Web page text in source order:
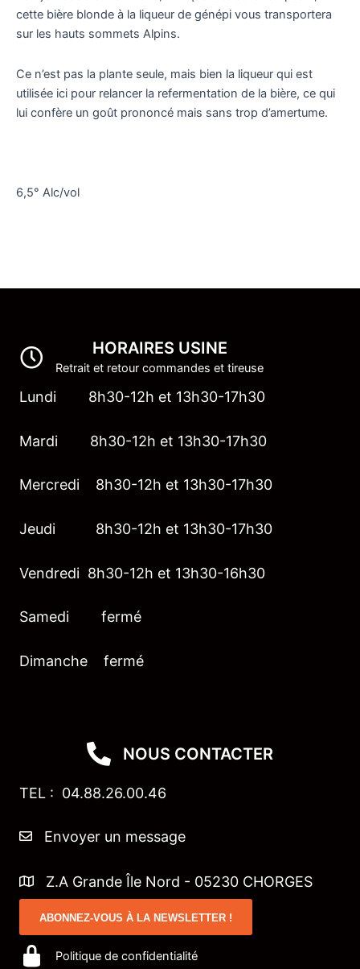
cette bière blonde à la liqueur de génépi vous transportera
sur les hauts sommets Alpins.
Ce n’est pas la plante seule, mais bien la liqueur qui est
utilisée ici pour relancer la refermentation de la bière, ce qui
lui confère un goût prononcé mais sans trop d’amertume.
6,5° Alc/vol
HORAIRES USINE
Retrait et retour commandes et tireuse
Lundi 8h30-12h et 13h30-17h30
Mardi 8h30-12h et 13h30-17h30
Mercredi 8h30-12h et 13h30-17h30
Jeudi 8h30-12h et 13h30-17h30
Vendredi 8h30-12h et 13h30-16h30
Samedi fermé
Dimanche fermé
NOUS CONTACTER
TEL : 04.88.26.00.46
Envoyer un message
Z.A Grande Île Nord - 05230 CHORGES
ABONNEZ-VOUS À LA NEWSLETTER !
Politique de confidentialité